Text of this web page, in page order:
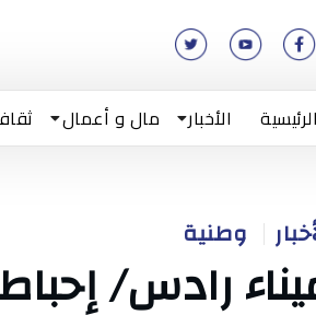
الرئيسية الأخبار مال و أعمال
وطنية